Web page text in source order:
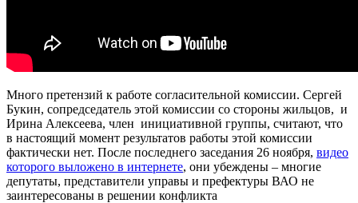
Много претензий к работе согласительной комиссии. Сергей
Букин, сопредседатель этой комиссии со стороны жильцов, и
Ирина Алексеева, член инициативной группы, считают, что
в настоящий момент результатов работы этой комиссии
фактически нет. После последнего заседания 26 ноября, видео
которого выложено в интернете, они убеждены – многие
депутаты, представители управы и префектуры ВАО не
заинтересованы в решении конфликта